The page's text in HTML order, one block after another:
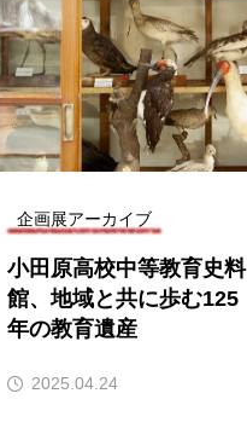
企画展アーカイブ
小田原高校中等教育史料
館、地域と共に歩む125
年の教育遺産
2025.04.24